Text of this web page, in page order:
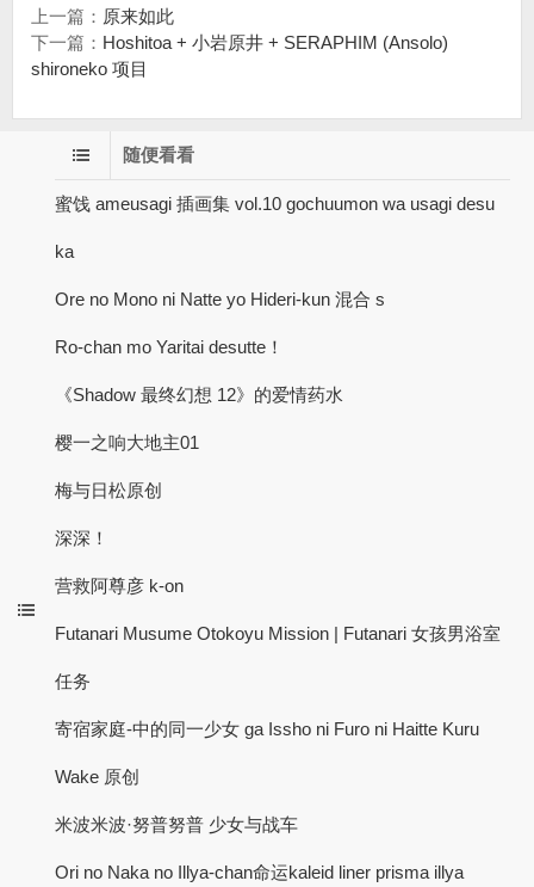
上一篇： 原来如此
下一篇： Hoshitoa + 小岩原井 + SERAPHIM (Ansolo)
shironeko 项目
随便看看
蜜饯 ameusagi 插画集 vol.10 gochuumon wa usagi desu
ka
Ore no Mono ni Natte yo Hideri-kun 混合 s
Ro-chan mo Yaritai desutte！
《Shadow 最终幻想 12》的爱情药水
樱一之响大地主01
梅与日松原创
深深！
营救阿尊彦 k-on
Futanari Musume Otokoyu Mission | Futanari 女孩男浴室
任务
寄宿家庭-中的同一少女 ga Issho ni Furo ni Haitte Kuru
Wake 原创
米波米波·努普努普 少女与战车
Ori no Naka no Illya-chan命运kaleid liner prisma illya